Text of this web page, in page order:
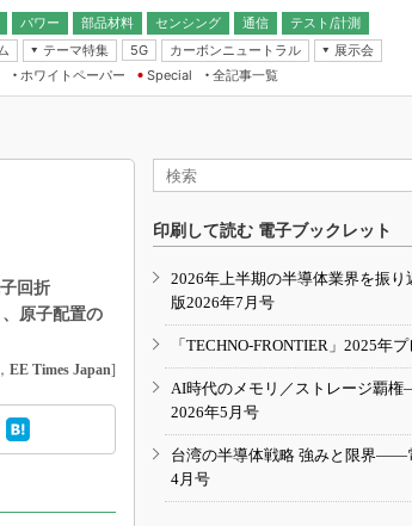
パワー 部品材料 センシング
通信
無線
テスト/計測
テーマ特集
5G カーボンニュートラル
展示会
IoT・エッジコンピューティング
EXPO
TECHNO-FRONTIER
人とくるま展
ホワイトペーパー
Special
全記事一覧
回折
原子配置の
， EE Times Japan]
印刷して読む 電子ブックレット
2026年上半期の半導体業界を振
版2026年7月号
「TECHNO-FRONTIER」2025年
AI時代のメモリ／ストレージ覇
2026年5月号
台湾の半導体戦略 強みと限界――
4月号